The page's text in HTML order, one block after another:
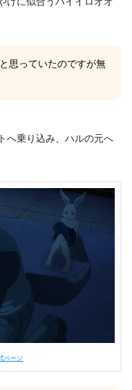
思っていたのですが無
へ乗り込み、ハルの元へ
ページ